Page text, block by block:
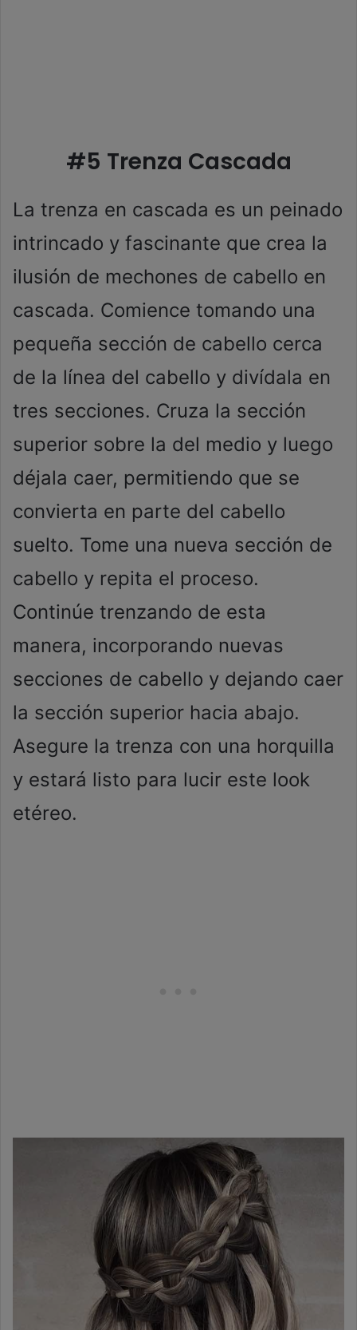
#5 Trenza Cascada
La trenza en cascada es un peinado
intrincado y fascinante que crea la
ilusión de mechones de cabello en
cascada. Comience tomando una
pequeña sección de cabello cerca
de la línea del cabello y divídala en
tres secciones. Cruza la sección
superior sobre la del medio y luego
déjala caer, permitiendo que se
convierta en parte del cabello
suelto. Tome una nueva sección de
cabello y repita el proceso.
Continúe trenzando de esta
manera, incorporando nuevas
secciones de cabello y dejando caer
la sección superior hacia abajo.
Asegure la trenza con una horquilla
y estará listo para lucir este look
etéreo.